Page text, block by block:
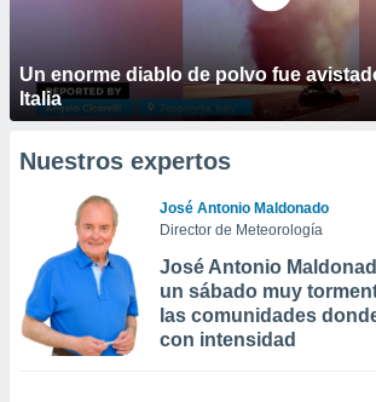
Un enorme diablo de polvo fue
Italia
Nuestros expertos
José Antonio Maldonado
Director de Meteorología
José Antonio
un sábado muy
las comunidades
con intensidad